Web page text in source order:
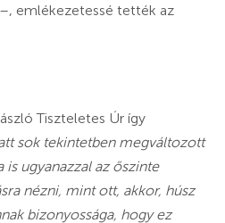
emlékezetessé tették az
Tiszteletes Úr így
sok tekintetben megváltozott
ugyanazzal az őszinte
nézni, mint ott, akkor, húsz
bizonyossága, hogy ez